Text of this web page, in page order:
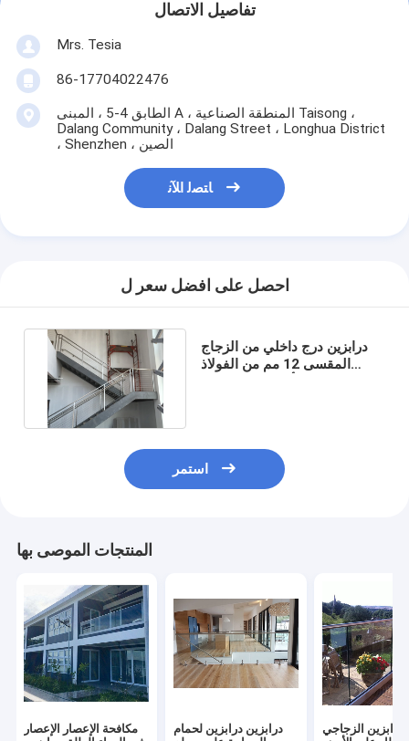
تفاصيل الاتصال
Mrs. Tesia
86-17704022476
الطابق 4-5 ، المبنى A ، المنطقة الصناعية Taisong ،
Dalang Community ، Dalang Street ، Longhua District
، Shenzhen ، الصين
ﺎﺘﺼﻟ ﺍﻶﻧ
احصل على افضل سعر ل
درابزين درج داخلي من الزجاج
المقسى 12 مم من الفولاذ
استمر
المنتجات الموصى بها
مكافحة الإعصار الإعصار
درابزين درابزين لحمام
الزجاجي